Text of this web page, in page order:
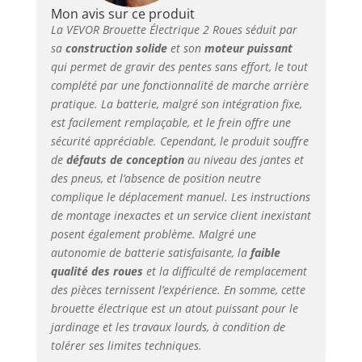
décharge profonde
rechargeable de 24 V-
12 A, fournissant 288
Wh de puissance. Une
charge complète
permet 2 à 5 heures
de fonctionnement,
selon la charge et le
terrain. Construction
durable : Construit
avec un cadre en
métal robuste et un
plateau en fer, ce
chariot de jardin
motorisé est conçu
pour résister à la
déformation et à
l'usure. Les pneus
gonflables en
caoutchouc améliorent
la durabilité et
Mon avis sur ce produit
La VEVOR Brouette Électrique 2 Roues séduit par
sa construction solideet son moteur puissant
qui permet de gravir des pentes sans effort, le tout
complété par une fonctionnalité de marche arrière
pratique. La batterie, malgré son intégration fixe,
est facilement remplaçable, et le frein offre une
sécurité appréciable. Cependant, le produit souffre
de défauts de conceptionau niveau des jantes et
des pneus, et l’absence de position neutre
complique le déplacement manuel. Les instructions
de montage inexactes et un service client inexistant
posent également problème. Malgré une
autonomie de batterie satisfaisante, la faible
qualité des roues et la difficulté de remplacement
des pièces ternissent l’expérience. En somme, cette
brouette électrique est un atout puissant pour le
jardinage et les travaux lourds, à condition de
tolérer ses limites techniques.